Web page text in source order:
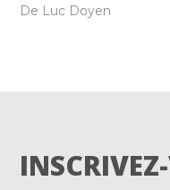
De Luc Doyen